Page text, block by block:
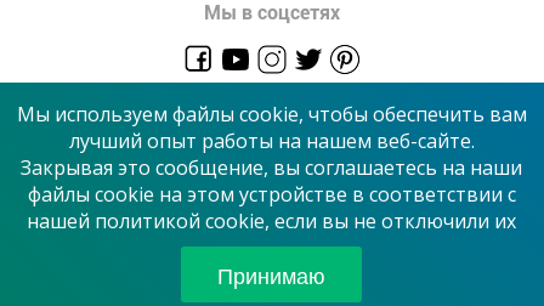
Мы в соцсетях
© 2026 “Сервисный центр”
Принимаем к оплате
Мы используем файлы cookie, чтобы обеспечить вам
лучший опыт работы на нашем веб-сайте.
Закрывая это сообщение, вы соглашаетесь на наши
файлы cookie на этом устройстве в соответствии с
нашей политикой cookie, если вы не отключили их
Принимаю